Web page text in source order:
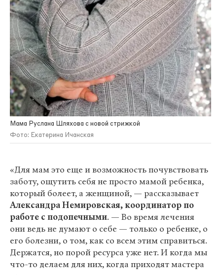
Мама Руслана Шляхова с новой стрижкой
Фото: Екатерина Ичанская
«Для мам это еще и возможность почувствовать
заботу, ощутить себя не просто мамой ребенка,
который болеет, а женщиной, — рассказывает
Александра Немировская, координатор по
работе с подопечными. — Во время лечения
они ведь не думают о себе — только о ребенке, о
его болезни, о том, как со всем этим справиться.
Держатся, но порой ресурса уже нет. И когда мы
что-то делаем для них, когда приходят мастера